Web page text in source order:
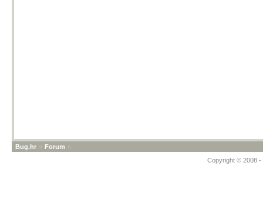
Bug.hr » Forum »
Copyright © 2008 -